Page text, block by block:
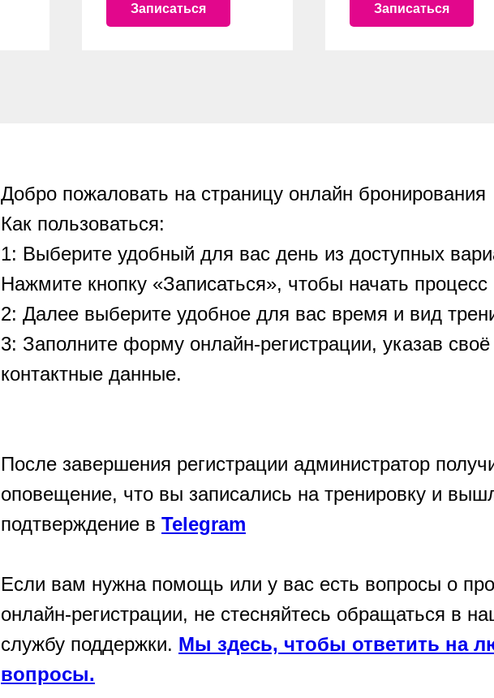
Записаться Записаться
Добро пожаловать на страницу онлайн бронирования
Как пользоваться:
1: Выберите удобный для вас день из доступных
Нажмите кнопку «Записаться», чтобы начать процесс
2: Далее выберите удобное для вас время и вид
3: Заполните форму онлайн-регистрации, указав
контактные данные.
После завершения регистрации администратор
оповещение, что вы записались на тренировку и
подтверждение в Telegram
Если вам нужна помощь или у вас есть вопросы о
онлайн-регистрации, не стесняйтесь обращаться в
службу поддержки. Мы здесь, чтобы ответить на
вопросы.